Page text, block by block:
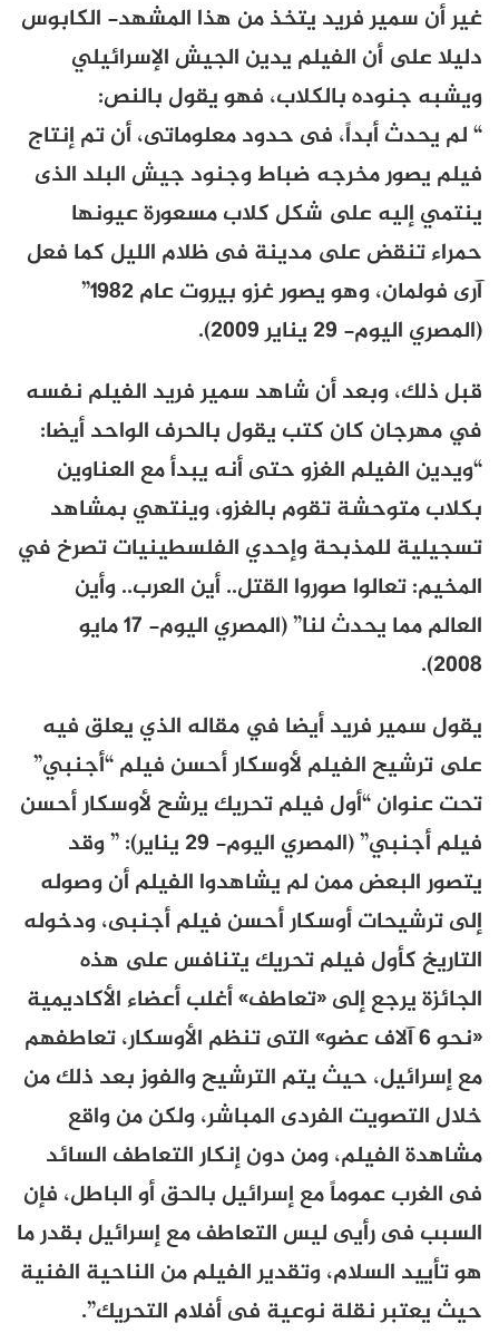
غير أن سمير فريد يتخذ من هذا المشهد- الكابوس
دليلا على أن الفيلم يدين الجيش الإسرائيلي
ويشبه جنوده بالكلاب، فهو يقول بالنص:
“لم يحدث أبداً، فى حدود معلوماتى، أن تم إنتاج
فيلم يصور مخرجه ضباط وجنود جيش البلد الذى
ينتمي إليه على شكل كلاب مسعورة عيونها
حمراء تنقض على مدينة فى ظلام الليل كما فعل
آرى فولمان، وهو يصور غزو بيروت عام ١٩٨٢”
(المصري اليوم- 29 يناير 2009).
قبل ذلك، وبعد أن شاهد سمير فريد الفيلم نفسه
في مهرجان كان كتب يقول بالحرف الواحد أيضا:
“ويدين الفيلم الغزو حتى أنه يبدأ مع العناوين
بكلاب متوحشة تقوم بالغزو، وينتهي بمشاهد
تسجيلية للمذبحة وإحدي الفلسطينيات تصرخ في
المخيم: تعالوا صوروا القتل.. أين العرب.. وأين
العالم مما يحدث لنا” (المصري اليوم- 17 مايو
2008).
يقول سمير فريد أيضا في مقاله الذي يعلق فيه
على ترشيح الفيلم لأوسكار أحسن فيلم “أجنبي”
تحت عنوان “أول فيلم تحريك يرشح لأوسكار أحسن
فيلم أجنبي” (المصري اليوم- 29 يناير): ”
وقد
يتصور البعض ممن لم يشاهدوا الفيلم أن وصوله
إلى ترشيحات أوسكار أحسن فيلم أجنبى، ودخوله
التاريخ كأول فيلم تحريك يتنافس على هذه
الجائزة يرجع إلى «تعاطف» أغلب أعضاء الأكاديمية
«نحو ٦ آلاف عضو» التى تنظم الأوسكار، تعاطفهم
مع إسرائيل، حيث يتم الترشيح والفوز بعد ذلك من
خلال التصويت الفردى المباشر، ولكن من واقع
مشاهدة الفيلم، ومن دون إنكار التعاطف السائد
فى الغرب عموماً مع إسرائيل بالحق أو الباطل، فإن
السبب فى رأيى ليس التعاطف مع إسرائيل بقدر ما
هو تأييد السلام، وتقدير الفيلم من الناحية الفنية
حيث يعتبر نقلة نوعية فى أفلام التحريك”.